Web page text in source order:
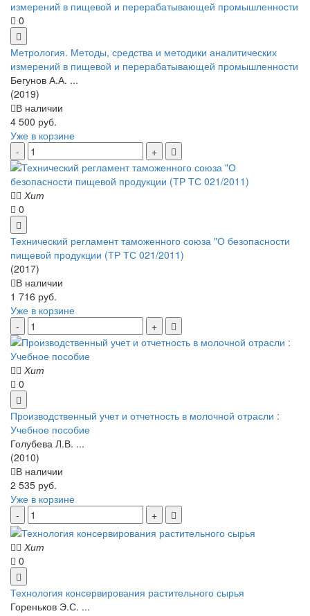
0
Метрология. Методы, средства и методики аналитических
измерений в пищевой и перерабатывающей промышленности
Бегунов А.А. ...
(2019)
В наличии
4 500 руб.
Уже в корзине
Хит
0
Технический регламент таможенного союза "О безопасности
пищевой продукции (ТР ТС 021/2011)
(2017)
В наличии
1 716 руб.
Уже в корзине
Хит
0
Производственный учет и отчетность в молочной отрасли :
Учебное пособие
Голубева Л.В. ...
(2010)
В наличии
2 535 руб.
Уже в корзине
Хит
0
Технология консервирования растительного сырья
Гореньков Э.С. ...